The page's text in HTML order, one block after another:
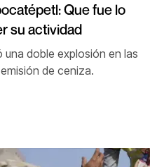
Que fue lo
su actividad
doble explosión en las
de ceniza.